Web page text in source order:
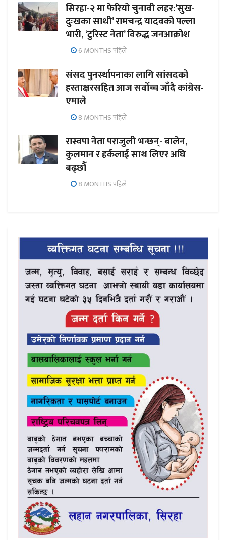
सिरहा-२ मा फेरियो चुनावी लहर:’सुख-
दुःखका साथी’ रामचन्द्र यादवको पल्ला
भारी, ‘टुरिस्ट नेता’ विरुद्ध जनआक्रोश
6 MONTHS पहिले
संसद पुनर्स्थापनाका लागि सांसदको
हस्ताक्षरसहित आज सर्वोच्च जाँदै कांग्रेस-
एमाले
8 MONTHS पहिले
रास्वपा नेता पराजुली भन्छन्- बालेन,
कुलमान र हर्कलाई साथ लिएर अघि
बढ्छौँ
8 MONTHS पहिले